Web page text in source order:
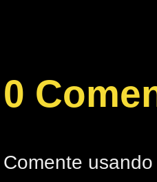
0
Comente